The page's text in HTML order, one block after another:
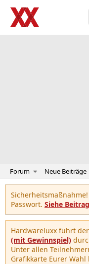
Forum Neue Beiträge
Passwort. Siehe Beitrag
Hardwareluxx führt
(mit Gewinnspiel)
Unter allen
Grafikkarte Eurer Wahl